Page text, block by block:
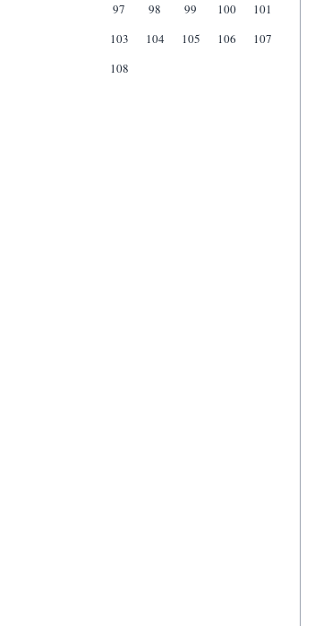
97
98 99 100
101
103
104 105 106
107
108